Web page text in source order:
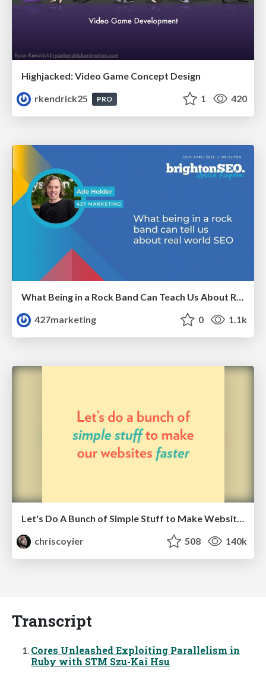
Highjacked: Video Game Concept Design
rkendrick25
PRO 1 420
What Being in a Rock Band Can Teach Us About Real World SEO
427marketing
0 1.1k
chriscoyier
508 140k
Transcript
Cores Unleashed Exploiting Parallelism in
Ruby with STM Szu-Kai Hsu